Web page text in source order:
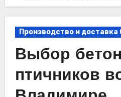
Производство и доставка
Выбор
птичников